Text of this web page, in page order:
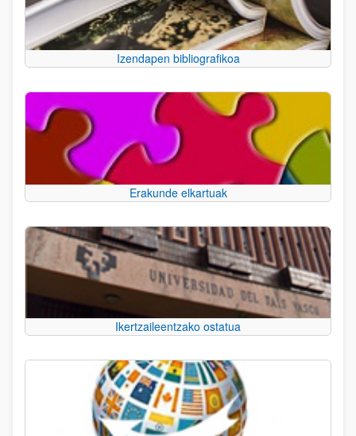
Izendapen bibliografikoa
Erakunde elkartuak
Ikertzaileentzako ostatua